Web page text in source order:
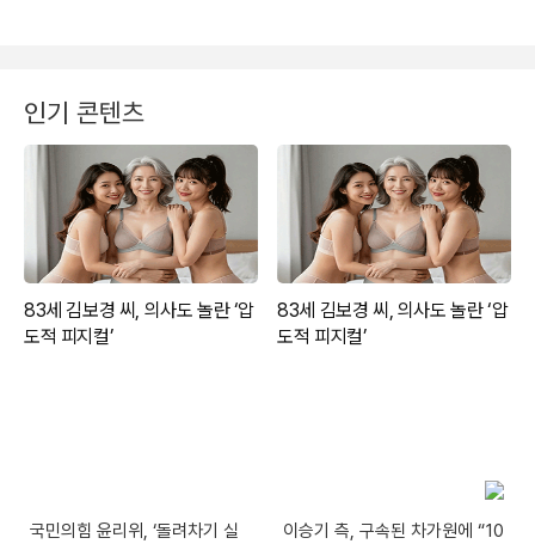
인기 콘텐츠
국민의힘 윤리위, ‘돌려차기 실
이승기 측, 구속된 차가원에 “10